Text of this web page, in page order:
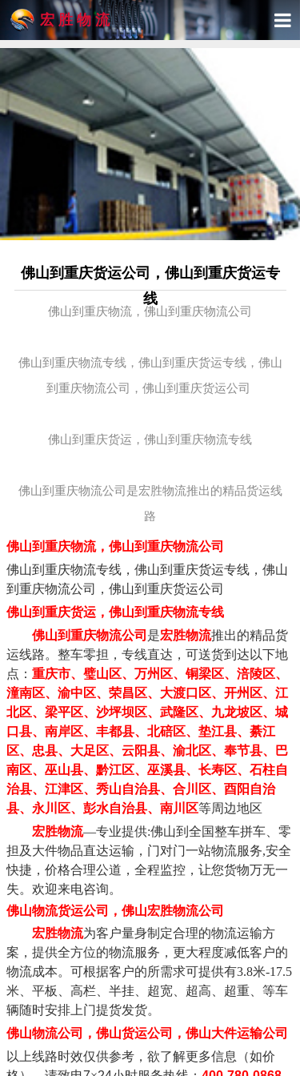
宏 胜 物 流
物
联
佛山到重庆货运公司，佛山到重庆货运专
线
佛山到重庆物流，佛山到重庆物流公司
佛山到重庆物流专线，佛山到重庆货运专线，佛山
到重庆物流公司，佛山到重庆货运公司
佛山到重庆货运，佛山到重庆物流专线
佛山到重庆物流公司是宏胜物流推出的精品货运线
路
佛山到重庆物流， 佛山到重庆物流公司
佛山到 重庆物流专线， 佛山到 重庆货运专线，佛山
到 重庆物流公司，佛山到 重庆货运公司
佛山到重庆货运， 佛山到重庆物流专线
佛山到重庆物流公司 是宏胜物流推出的精品货
运线路。 整车零担，专线直达 ，可送货到达以下地
点： 重庆市、璧山区、万州区、铜梁区、涪陵区、
潼南区、渝中区、荣昌区、大渡口区、开州区、江
北区、梁平区、沙坪坝区、武隆区、九龙坡区、城
口县、南岸区、丰都县、北碚区、垫江县、綦江
区、忠县、大足区、云阳县、渝北区、奉节县、巴
南区、巫山县、黔江区、巫溪县、长寿区、石柱自
治县、江津区、秀山自治县、合川区、酉阳自治
县、永川区、彭水自治县、南川区等周边地区
宏胜物流—专业提供:佛山到全国整车拼车、零
担及大件物品直达运输 ， 门对门一站物流服务,安全
快捷 ， 价格合理公道，全程监控，让您货物万无一
失。欢迎来电咨询。
佛山物流货运公司， 佛山宏胜物流公司
宏胜物流为客户量身制定合理的物流运输方
案， 提供全方位的物流服务 ， 更大程度减低客户的
物流成本。 可根据客户的所需求可提供有3.8米-17.5
米、平板、高栏、半挂、超宽、超高、超重、 等车
辆随时安排上门提货发货。
佛山物流公司
， 佛山货运公司
，佛山大件运输公司
以上线路时效仅供参考，欲了解更多信息（如价